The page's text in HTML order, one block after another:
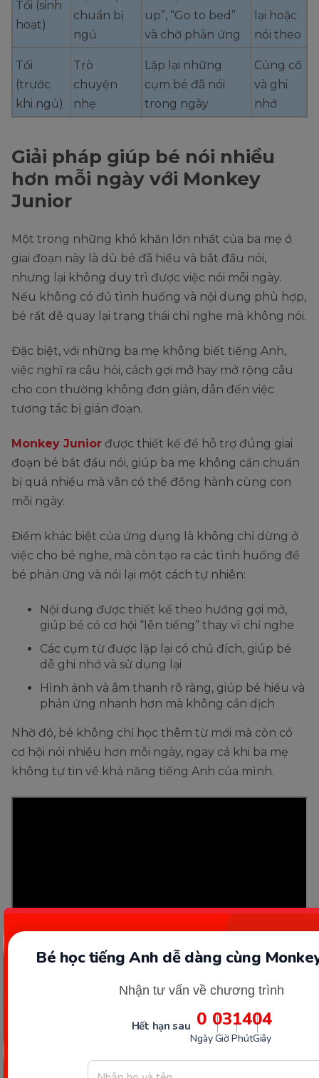
Bé học tiếng Anh dễ dàng cùng
Nhận tư vấn về chương trình
Hết hạn sau 0
Ngày
03
Giờ
14
Phút
03
Giây
Tối (sinh
hoạt)
chuẩn bị
ngủ
up”, “Go to bed”
và chờ phản ứng
lại hoặc
nói theo
Tối
(trước
khi ngủ)
Trò
chuyện
nhẹ
Lặp lại những
cụm bé đã nói
trong ngày
Củng cố
và ghi
nhớ
Giải pháp giúp bé nói nhiều
hơn mỗi ngày với Monkey
Junior
Một trong những khó khăn lớn nhất của ba mẹ ở
giai đoạn này là dù bé đã hiểu và bắt đầu nói,
nhưng lại không duy trì được việc nói mỗi ngày.
Nếu không có đủ tình huống và nội dung phù hợp,
bé rất dễ quay lại trạng thái chỉ nghe mà không nói.
Đặc biệt, với những ba mẹ không biết tiếng Anh,
việc nghĩ ra câu hỏi, cách gợi mở hay mở rộng câu
cho con thường không đơn giản, dẫn đến việc
tương tác bị gián đoạn.
Monkey Junior được thiết kế để hỗ trợ đúng giai
đoạn bé bắt đầu nói, giúp ba mẹ không cần chuẩn
bị quá nhiều mà vẫn có thể đồng hành cùng con
mỗi ngày.
Điểm khác biệt của ứng dụng là không chỉ dừng ở
việc cho bé nghe, mà còn tạo ra các tình huống để
bé phản ứng và nói lại một cách tự nhiên:
Nội dung được thiết kế theo hướng gợi mở,
giúp bé có cơ hội “lên tiếng” thay vì chỉ nghe
Các cụm từ được lặp lại có chủ đích, giúp bé
dễ ghi nhớ và sử dụng lại
Hình ảnh và âm thanh rõ ràng, giúp bé hiểu và
phản ứng nhanh hơn mà không cần dịch
Nhờ đó, bé không chỉ học thêm từ mới mà còn có
cơ hội nói nhiều hơn mỗi ngày, ngay cả khi ba mẹ
không tự tin về khả năng tiếng Anh của mình.
nghiệm và tìm ra cách phù hợp nhất giúp con